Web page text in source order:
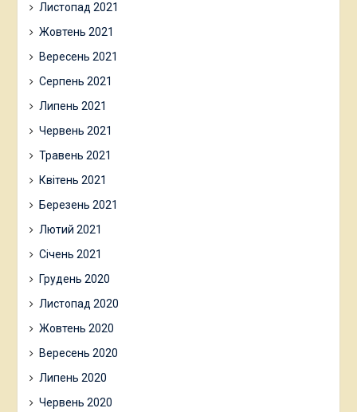
Листопад 2021
Жовтень 2021
Вересень 2021
Серпень 2021
Липень 2021
Червень 2021
Травень 2021
Квітень 2021
Березень 2021
Лютий 2021
Січень 2021
Грудень 2020
Листопад 2020
Жовтень 2020
Вересень 2020
Липень 2020
Червень 2020